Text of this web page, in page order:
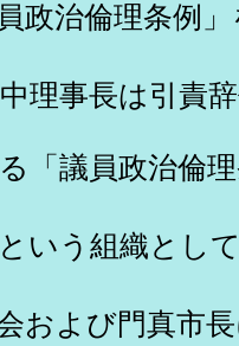
政治倫理条例
理事長は引責
「議員政治倫
いう組織とし
および門真市